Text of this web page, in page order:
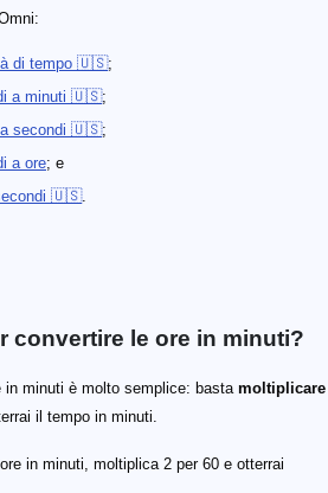
di tempo 🇺🇸;
a minuti 🇺🇸;
a secondi 🇺🇸;
a ore; e
🇺🇸.
convertire le ore in minuti?
in minuti è molto semplice: basta moltiplicare
il tempo in minuti.
in minuti, moltiplica 2 per 60 e otterrai